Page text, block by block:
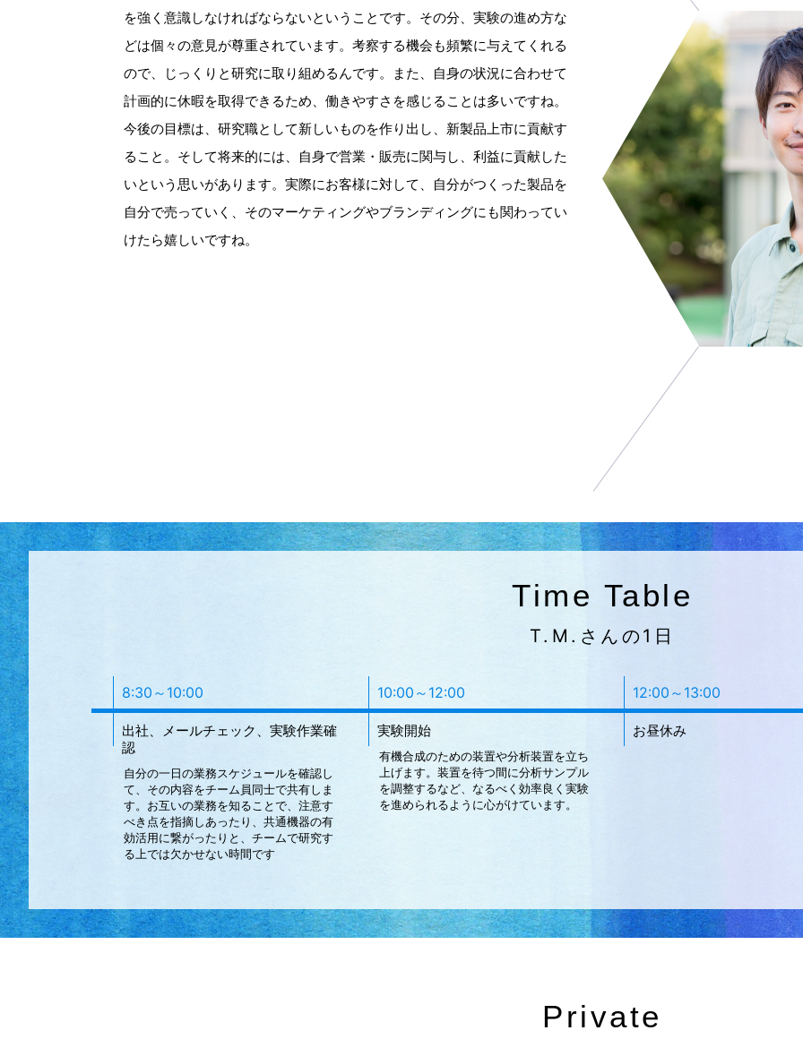
を強く意識しなければならないということです。その分、実験の進め方な
どは個々の意見が尊重されています。考察する機会も頻繁に与えてくれる
ので、じっくりと研究に取り組めるんです。また、自身の状況に合わせて
計画的に休暇を取得できるため、働きやすさを感じることは多いですね。
今後の目標は、研究職として新しいものを作り出し、新製品上市に貢献す
ること。そして将来的には、自身で営業・販売に関与し、利益に貢献した
いという思いがあります。実際にお客様に対して、自分がつくった製品を
自分で売っていく、そのマーケティングやブランディングにも関わってい
けたら嬉しいですね。
Time Table
T.M.さんの1日
8:30～10:00
出社、メールチェック、実験作業確
認
自分の一日の業務スケジュールを確認し
て、その内容をチーム員同士で共有しま
す。お互いの業務を知ることで、注意す
べき点を指摘しあったり、共通機器の有
効活用に繋がったりと、チームで研究す
る上では欠かせない時間です
10:00～12:00
実験開始
有機合成のための装置や分析装置を立ち
上げます。装置を待つ間に分析サンプル
を調整するなど、なるべく効率良く実験
を進められるように心がけています。
12:00～13:00
お昼休み
Private